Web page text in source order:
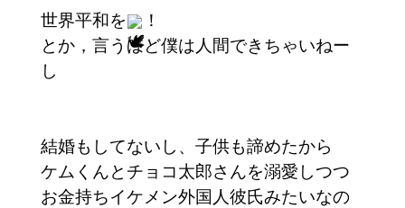
世界平和を
！
とか，言うほど僕は人間できちゃいねー
し
結婚もしてないし、子供も諦めたから
ケムくんとチョコ太郎さんを溺愛しつつ
お金持ちイケメン外国人彼氏みたいなの